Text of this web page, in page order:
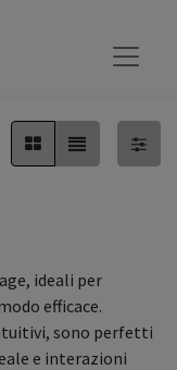
ideali per
efficace.
sono perfetti
e interazioni